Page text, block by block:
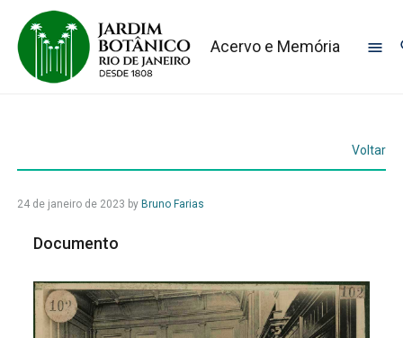
Acervo e Memória
Voltar
24 de janeiro de 2023 by Bruno Farias
Documento